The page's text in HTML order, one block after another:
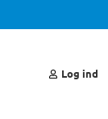
Log ind